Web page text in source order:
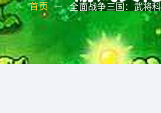
首页 全面战争三国：武将